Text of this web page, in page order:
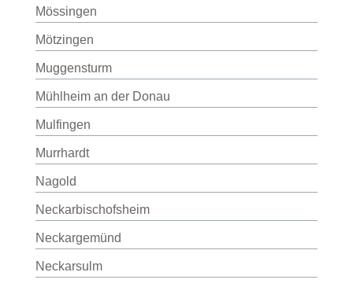
Mössingen
Mötzingen
Muggensturm
Mühlheim an der Donau
Mulfingen
Murrhardt
Nagold
Neckarbischofsheim
Neckargemünd
Neckarsulm